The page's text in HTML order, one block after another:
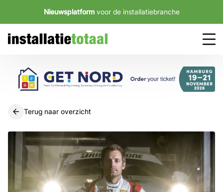
Nieuwsplatform voor de installatiebranche
Terug naar overzicht